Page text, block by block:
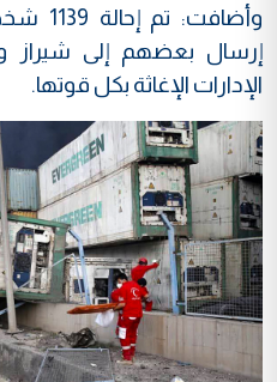
إرسال بعضهم إلى شيراز
الإدارات الإغاثة بكل قوتها.